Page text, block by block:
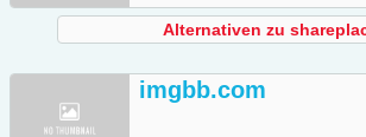
Alternativen zu
imgbb.com